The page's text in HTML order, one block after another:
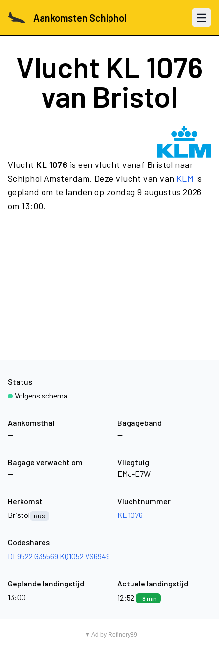
Aankomsten Schiphol Open
Vlucht KL 1076
van Bristol
Vlucht KL 1076 is een vlucht vanaf Bristol naar
Schiphol Amsterdam. Deze vlucht van van KLM is
gepland om te landen op zondag 9 augustus 2026
om 13:00.
Aankomsthal
—
Bagageband
—
Bagage verwacht om
—
Vliegtuig
EMJ-E7W
Status
Volgens schema
Herkomst
Bristol
BRS
Vluchtnummer
KL 1076
Codeshares
DL9522 G35569 KQ1052 VS6949
Geplande landingstijd
13:00
Actuele landingstijd
12:52
-8 min
▼ Ad by Refinery89